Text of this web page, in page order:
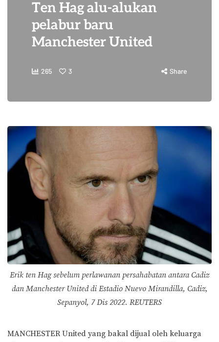
Ten Hag alu-alukan
pelabur baru
Manchester United
265 3 Share
Erik ten Hag sebelum perlawanan persahabatan antara Cadiz
dan Manchester United di Estadio Nuevo Mirandilla, Cadiz,
Sepanyol, 7 Dis 2022. REUTERS
MANCHESTER United yang bakal dijual oleh keluarga